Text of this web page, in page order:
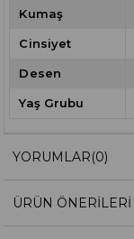
Kumaş
Cinsiyet
Desen
Yaş Grubu
YORUMLAR(0)
ÜRÜN ÖNERILERI